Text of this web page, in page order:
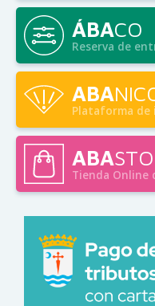
ÁBACO
Reserva de
ABA
Plataforma de
ABASTO
Tienda Online